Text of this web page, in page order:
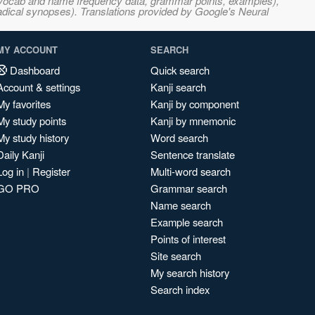
synopses). Translations provided by Google's Neural
ACCOUNT
Dashboard
& settings
favorites
study points
study history
Kanji
in | Register
PRO
SEARCH
Quick search
Kanji search
Kanji by component
Kanji by mnemonic
Word search
Sentence translate
Multi-word search
Grammar search
Name search
Example search
Points of interest
Site search
My search history
Search index